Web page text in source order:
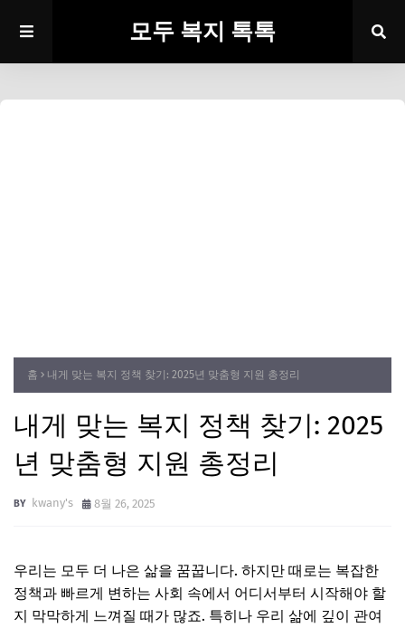
모두 복지 톡톡
홈 내게 맞는 복지 정책 찾기: 2025년 맞춤형 지원 총정리
내게 맞는 복지 정책 찾기: 2025
년 맞춤형 지원 총정리
kwany's 8월 26, 2025
우리는 모두 더 나은 삶을 꿈꿉니다. 하지만 때로는 복잡한
정책과 빠르게 변하는 사회 속에서 어디서부터 시작해야 할
지 막막하게 느껴질 때가 많죠. 특히나 우리 삶에 깊이 관여